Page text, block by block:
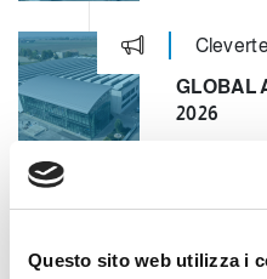
Questo sito web utilizza i
GLOBAL
2026